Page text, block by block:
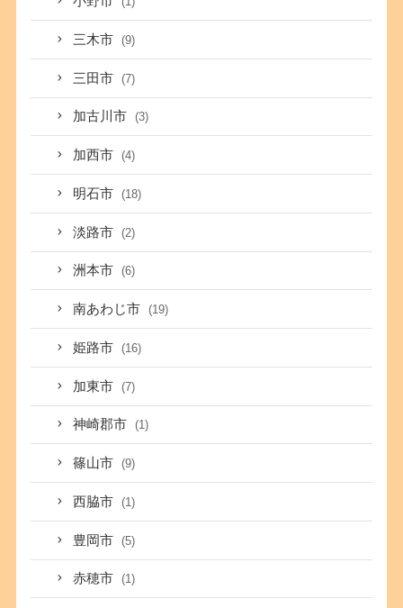
三木市 (9)
三田市 (7)
加古川市 (3)
加西市 (4)
明石市 (18)
淡路市 (2)
洲本市 (6)
南あわじ市 (19)
姫路市 (16)
加東市 (7)
神崎郡市 (1)
篠山市 (9)
西脇市 (1)
豊岡市 (5)
赤穂市 (1)